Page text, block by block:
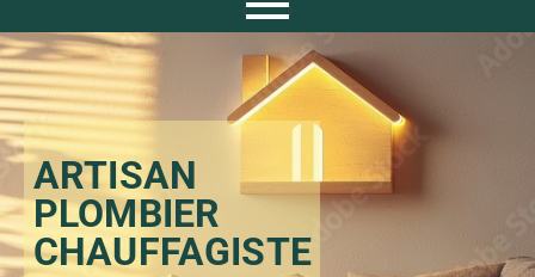
ARTISAN
PLOMBIER
CHAUFFAGISTE